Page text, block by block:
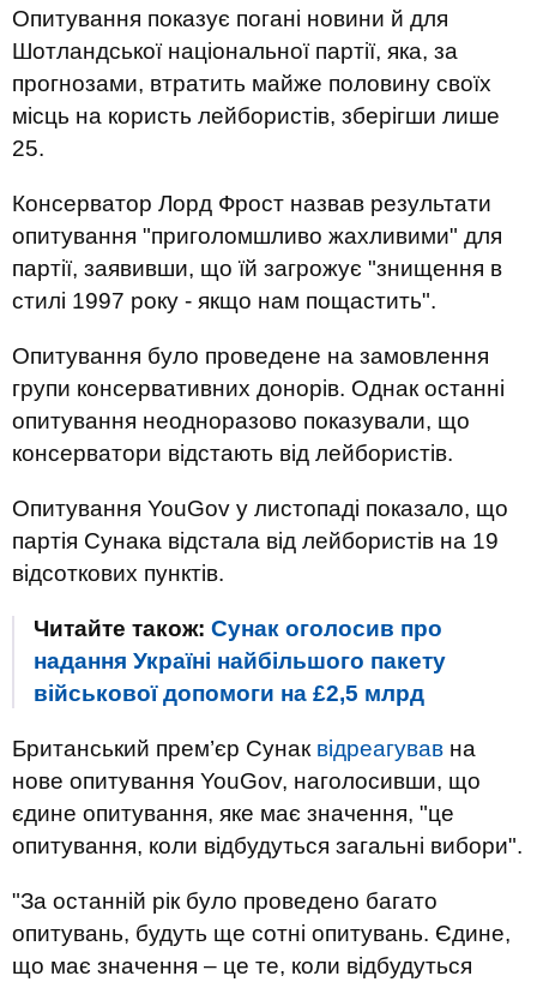
Опитування показує погані новини й для
Шотландської національної партії, яка, за
прогнозами, втратить майже половину своїх
місць на користь лейбористів, зберігши лише
25.
Консерватор Лорд Фрост назвав результати
опитування "приголомшливо жахливими" для
партії, заявивши, що їй загрожує "знищення в
стилі 1997 року - якщо нам пощастить".
Опитування було проведене на замовлення
групи консервативних донорів. Однак останні
опитування неодноразово показували, що
консерватори відстають від лейбористів.
Опитування YouGov у листопаді показало, що
партія Сунака відстала від лейбористів на 19
відсоткових пунктів.
Читайте також: Сунак оголосив про
надання Україні найбільшого пакету
військової допомоги на £2,5 млрд
Британський прем’єр Сунак відреагував на
нове опитування YouGov, наголосивши, що
єдине опитування, яке має значення, "це
опитування, коли відбудуться загальні вибори".
"За останній рік було проведено багато
опитувань, будуть ще сотні опитувань. Єдине,
що має значення – це те, коли відбудуться